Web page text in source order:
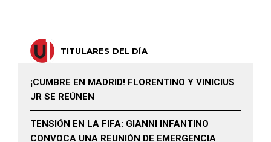
TITULARES DEL DÍA
¡CUMBRE EN MADRID! FLORENTINO Y VINICIUS
JR SE REÚNEN
TENSIÓN EN LA FIFA: GIANNI INFANTINO
CONVOCA UNA REUNIÓN DE EMERGENCIA